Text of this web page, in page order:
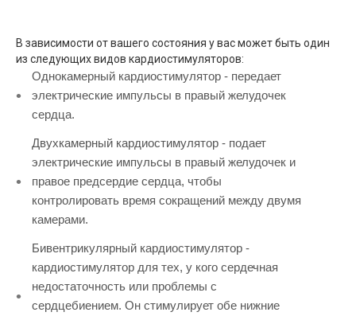
В зависимости от вашего состояния у вас может быть один
из следующих видов кардиостимуляторов:
Однокамерный кардиостимулятор - передает
электрические импульсы в правый желудочек
сердца.
Двухкамерный кардиостимулятор - подает
электрические импульсы в правый желудочек и
правое предсердие сердца, чтобы
контролировать время сокращений между двумя
камерами.
Бивентрикулярный кардиостимулятор -
кардиостимулятор для тех, у кого сердечная
недостаточность или проблемы с
сердцебиением. Он стимулирует обе нижние